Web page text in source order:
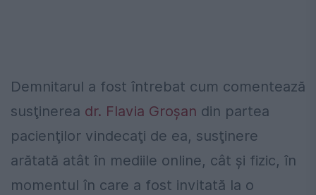
Demnitarul a fost întrebat cum comentează
susţinerea dr. Flavia Groşan din partea
pacienţilor vindecaţi de ea, susţinere
arătată atât în mediile online, cât şi fizic, în
momentul în care a fost invitată la o